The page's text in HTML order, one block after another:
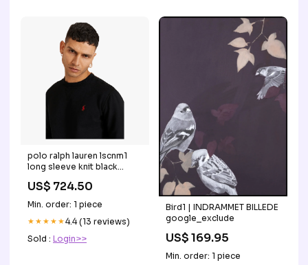
polo ralph lauren lscnm1
long sleeve knit black
US$ 724.50
Min. order: 1 piece
★★★★★4.4 (13 reviews)
Sold : Login>>
Bird1 | INDRAMMET BILLEDE
google_exclude
US$ 169.95
Min. order: 1 piece